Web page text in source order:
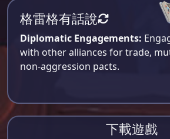
格雷格有話說
Diplomatic Engagements:
with other alliances for trade,
non-aggression pacts.
下載遊戲